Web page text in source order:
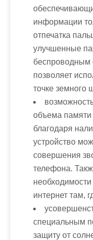
информации
отпечатка
улучшенные
беспроводным
позволяет
точке земного
объема
благодаря
устройство
совершения
телефона.
интернет там,
специальным
защиту от